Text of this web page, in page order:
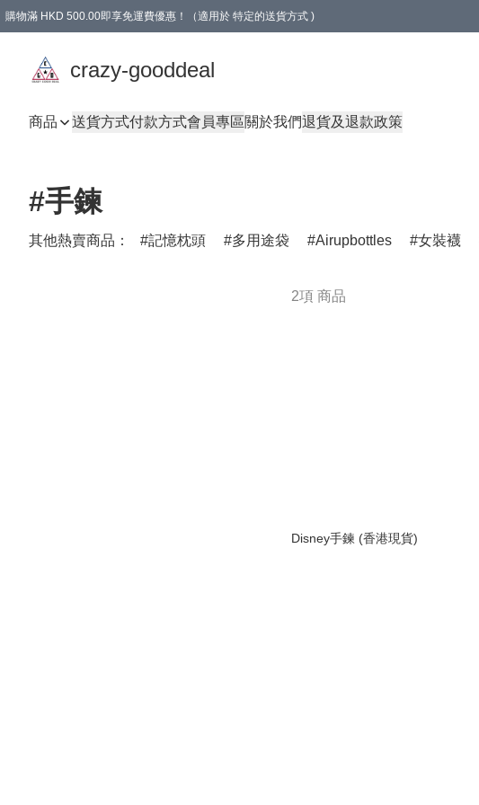
購物滿 HKD 500.00即享免運費優惠！（適用於 特定的送貨方式 )
crazy-gooddeal
商品 送貨方式付款方式會員專區關於我們退貨及退款政策
#手鍊
其他熱賣商品： 記憶枕頭 多用途袋 Airupbottles 女裝襪
2項 商品
Disney手鍊 (香港現貨)